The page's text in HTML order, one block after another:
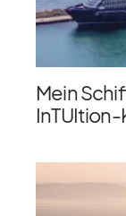
Mein